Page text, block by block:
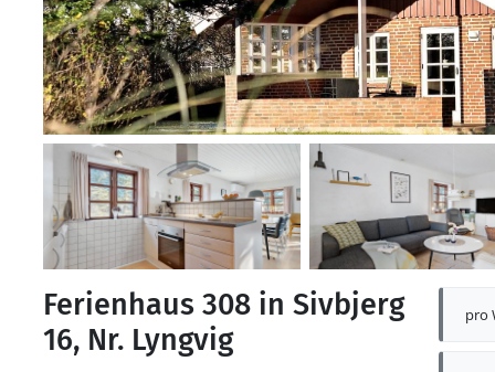
pro
Ferienhaus 308 in Sivbjerg
16, Nr. Lyngvig